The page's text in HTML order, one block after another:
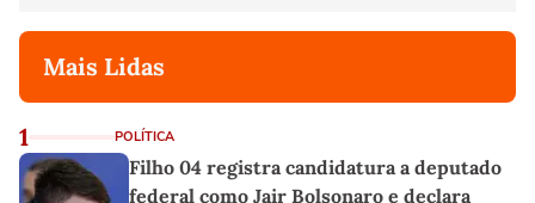
Mais Lidas
1 POLÍTICA
Filho 04 registra candidatura a deputado
federal como Jair Bolsonaro e declara